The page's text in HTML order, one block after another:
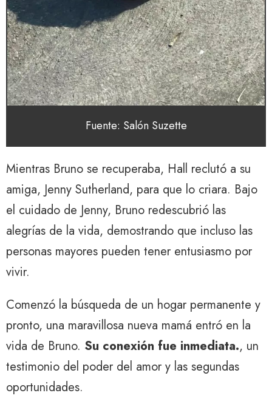
Fuente: Salón Suzette
Mientras Bruno se recuperaba, Hall reclutó a su
amiga, Jenny Sutherland, para que lo criara. Bajo
el cuidado de Jenny, Bruno redescubrió las
alegrías de la vida, demostrando que incluso las
personas mayores pueden tener entusiasmo por
vivir.
Comenzó la búsqueda de un hogar permanente y
pronto, una maravillosa nueva mamá entró en la
vida de Bruno. Su conexión fue inmediata., un
testimonio del poder del amor y las segundas
oportunidades.